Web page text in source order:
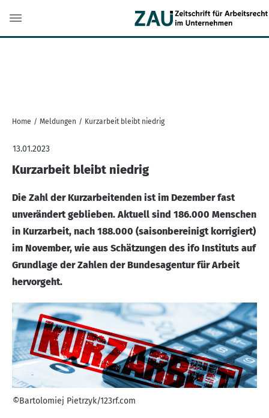
Home / Meldungen / Kurzarbeit bleibt niedrig
13.01.2023
Kurzarbeit bleibt niedrig
Die Zahl der Kurzarbeitenden ist im Dezember fast
unverändert geblieben. Aktuell sind 186.000 Menschen
in Kurzarbeit, nach 188.000 (saisonbereinigt korrigiert)
im November, wie aus Schätzungen des ifo Instituts auf
Grundlage der Zahlen der Bundesagentur für Arbeit
hervorgeht.
©Bartolomiej Pietrzyk/123rf.com